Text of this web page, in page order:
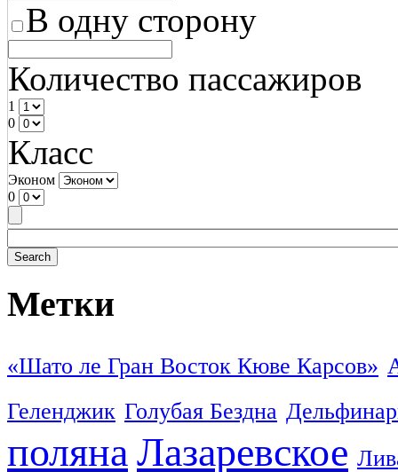
В одну сторону
Количество пассажиров
1
0
Класс
Эконом
0
Метки
«Шато ле Гран Восток Кюве Карсов»
Геленджик Голубая Бездна
поляна Лазаревское